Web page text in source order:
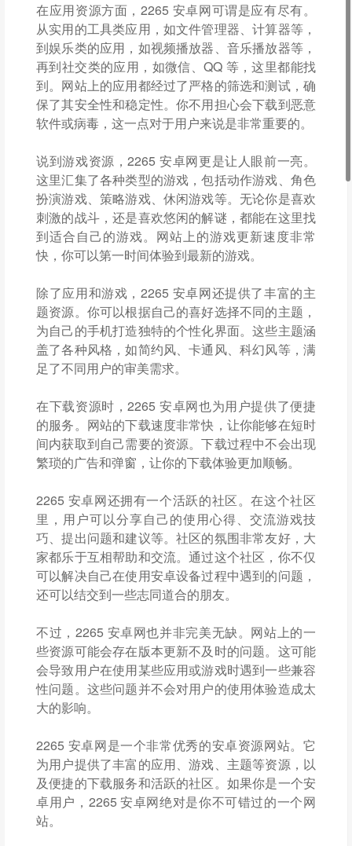
在应用资源方面，2265 安卓网可谓是应有尽有。
从实用的工具类应用，如文件管理器、计算器等，
到娱乐类的应用，如视频播放器、音乐播放器等，
再到社交类的应用，如微信、QQ 等，这里都能找
到。网站上的应用都经过了严格的筛选和测试，确
保了其安全性和稳定性。你不用担心会下载到恶意
软件或病毒，这一点对于用户来说是非常重要的。
说到游戏资源，2265 安卓网更是让人眼前一亮。
这里汇集了各种类型的游戏，包括动作游戏、角色
扮演游戏、策略游戏、休闲游戏等。无论你是喜欢
刺激的战斗，还是喜欢悠闲的解谜，都能在这里找
到适合自己的游戏。网站上的游戏更新速度非常
快，你可以第一时间体验到最新的游戏。
除了应用和游戏，2265 安卓网还提供了丰富的主
题资源。你可以根据自己的喜好选择不同的主题，
为自己的手机打造独特的个性化界面。这些主题涵
盖了各种风格，如简约风、卡通风、科幻风等，满
足了不同用户的审美需求。
在下载资源时，2265 安卓网也为用户提供了便捷
的服务。网站的下载速度非常快，让你能够在短时
间内获取到自己需要的资源。下载过程中不会出现
繁琐的广告和弹窗，让你的下载体验更加顺畅。
2265 安卓网还拥有一个活跃的社区。在这个社区
里，用户可以分享自己的使用心得、交流游戏技
巧、提出问题和建议等。社区的氛围非常友好，大
家都乐于互相帮助和交流。通过这个社区，你不仅
可以解决自己在使用安卓设备过程中遇到的问题，
还可以结交到一些志同道合的朋友。
不过，2265 安卓网也并非完美无缺。网站上的一
些资源可能会存在版本更新不及时的问题。这可能
会导致用户在使用某些应用或游戏时遇到一些兼容
性问题。这些问题并不会对用户的使用体验造成太
大的影响。
2265 安卓网是一个非常优秀的安卓资源网站。它
为用户提供了丰富的应用、游戏、主题等资源，以
及便捷的下载服务和活跃的社区。如果你是一个安
卓用户，2265 安卓网绝对是你不可错过的一个网
站。